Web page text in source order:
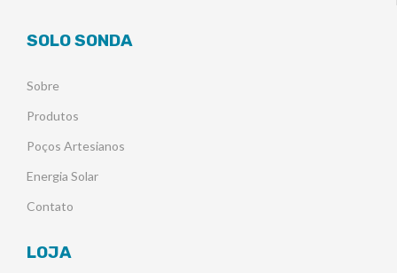
SOLO SONDA
Sobre
Produtos
Poços Artesianos
Energia Solar
Contato
LOJA